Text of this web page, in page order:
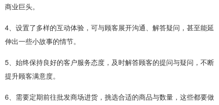
商业巨头。
4、设置了多样的互动体验，可与顾客展开沟通、解答疑问，甚至能延
伸出一些小故事的情节。
5、始终保持良好的客户服务态度，及时解答顾客的提问与疑问，不断
提升顾客满意度。
6、需要定期前往批发商场进货，挑选合适的商品与数量，这些都要做